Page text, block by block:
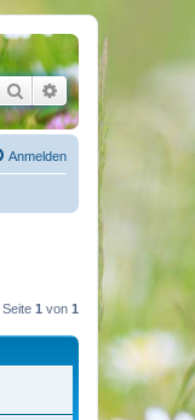
SucheErweiterte Suche
Anmelden
1 von 1